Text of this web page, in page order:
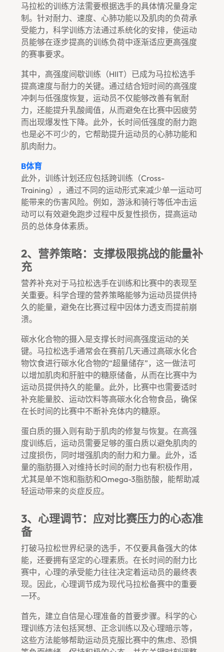
马拉松的训练方法需要根据选手的具体情况量身定
制。针对耐力、速度、心肺功能以及肌肉的负荷承
受能力，科学训练方法通过系统化的安排，使运动
员能够在逐步提高的训练负荷中逐渐适应更高强度
的赛事要求。
其中，高强度间歇训练（HIIT）已成为马拉松选手
提高速度与耐力的关键。通过结合短时间的高强度
冲刺与低强度恢复，运动员不仅能够改善有氧耐
力，还能提升乳酸阈值，从而避免在比赛中因疲劳
而出现爆发性下降。此外，长时间低强度的耐力跑
也是必不可少的，它帮助提升运动员的心肺功能和
肌肉耐力。
B体育
此外，训练计划还应包括跨训练（cross-
Training），通过不同的运动形式来减少单一运动可
能带来的伤害风险。例如，游泳和骑行等低冲击运
动可以有效避免跑步过程中反复性损伤，提高运动
员的总体身体素质。
2、营养策略：支撑极限挑战的能量补
充
营养补充对于马拉松选手在训练和比赛中的表现至
关重要。科学合理的营养策略能够为运动员提供持
久的能量，避免在比赛过程中因体力透支而提前崩
溃。
碳水化合物的摄入是支撑长时间高强度运动的关
键。马拉松选手通常会在赛前几天通过高碳水化合
物饮食进行碳水化合物的“超量储存”，这一做法可
以增加肌肉和肝脏中的糖原储备，从而在比赛中为
运动员提供持久的能量。此外，比赛中也需要适时
补充能量胶、运动饮料等高碳水化合物食品，确保
在长时间的比赛中不断补充体内的糖原。
蛋白质的摄入则有助于肌肉的修复与恢复。在高强
度训练后，运动员需要足够的蛋白质以避免肌肉的
过度损伤，同时增强肌肉的耐力和力量。此外，适
量的脂肪摄入对维持长时间的耐力也有积极作用，
尤其是单不饱和脂肪和Omega-3脂肪酸，能帮助减
轻运动带来的炎症反应。
3、心理调节：应对比赛压力的心态准
备
打破马拉松世界纪录的选手，不仅要具备强大的体
能，还要拥有坚定的心理素质。在长时间的耐力比
赛中，心理的承受能力往往决定着运动员的最终表
现。因此，心理调节成为现代马拉松备赛中的重要
一环。
首先，建立自信是心理准备的首要步骤。科学的心
理训练方法包括冥想、正念训练以及心理暗示等，
这些方法能够帮助运动员克服比赛中的焦虑、恐惧